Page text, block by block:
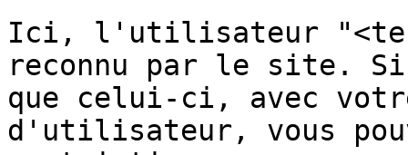
Ici, l'utilisateur
reconnu par le site.
que celui-ci, avec
d'utilisateur, vous